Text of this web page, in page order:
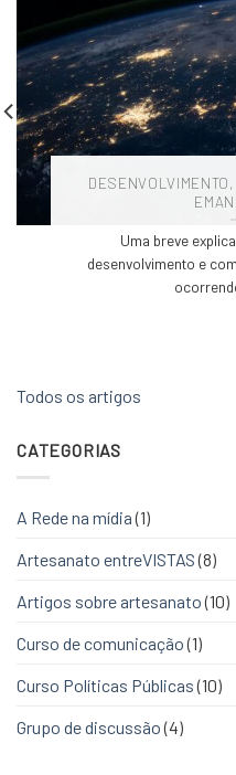
Uma breve
desenvolvimento e
Todos os artigos
CATEGORIAS
A Rede na mídia(1)
Artesanato entreVISTAS(8)
Artigos sobre artesanato(10)
Curso de comunicação(1)
Curso Políticas Públicas(10)
Grupo de discussão(4)